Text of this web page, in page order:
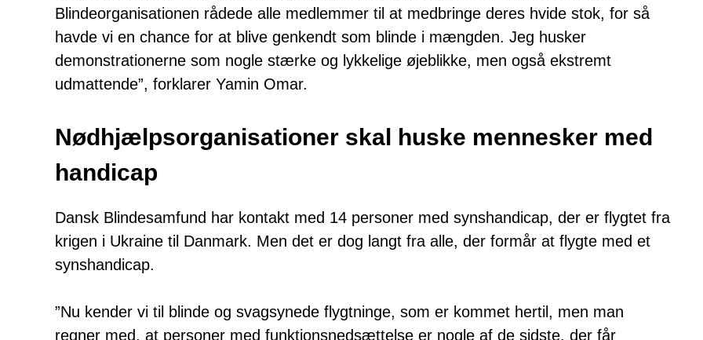
Blindeorganisationen rådede alle medlemmer til at medbringe deres hvide stok, for så
havde vi en chance for at blive genkendt som blinde i mængden. Jeg husker
demonstrationerne som nogle stærke og lykkelige øjeblikke, men også ekstremt
udmattende”, forklarer Yamin Omar.
Nødhjælpsorganisationer skal huske mennesker med
handicap
Dansk Blindesamfund har kontakt med 14 personer med synshandicap, der er flygtet fra
krigen i Ukraine til Danmark. Men det er dog langt fra alle, der formår at flygte med et
synshandicap.
”Nu kender vi til blinde og svagsynede flygtninge, som er kommet hertil, men man
regner med, at personer med funktionsnedsættelse er nogle af de sidste, der får